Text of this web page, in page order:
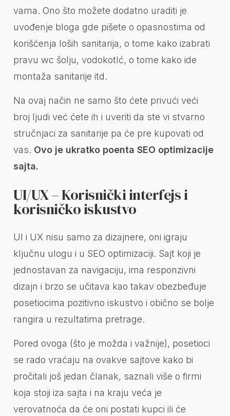
vama. Ono što možete dodatno uraditi je
uvođenje bloga gde pišete o opasnostima od
korišćenja loših sanitarija, o tome kako izabrati
pravu wc šolju, vodokotlć, o tome kako ide
montaža sanitarije itd.
Na ovaj način ne samo što ćete privući veći
broj ljudi već ćete ih i uveriti da ste vi stvarno
stručnjaci za sanitarije pa će pre kupovati od
vas. Ovo je ukratko poenta SEO optimizacije
sajta.
UI/UX – Korisnički interfejs i
korisničko iskustvo
UI i UX nisu samo za dizajnere, oni igraju
ključnu ulogu i u SEO optimizaciji. Sajt koji je
jednostavan za navigaciju, ima responzivni
dizajn i brzo se učitava kao takav obezbeđuje
posetiocima pozitivno iskustvo i obično se bolje
rangira u rezultatima pretrage.
Pored ovoga (što je možda i važnije), posetioci
se rado vraćaju na ovakve sajtove kako bi
pročitali još jedan članak, saznali više o firmi
koja stoji iza sajta i na kraju veća je
verovatnoća da će oni postati kupci ili će